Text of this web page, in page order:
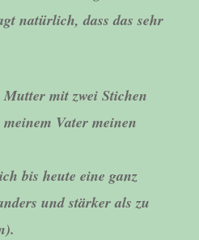
natürlich, dass das sehr
mit zwei Stichen
Vater meinen
bis heute eine ganz
und stärker als zu